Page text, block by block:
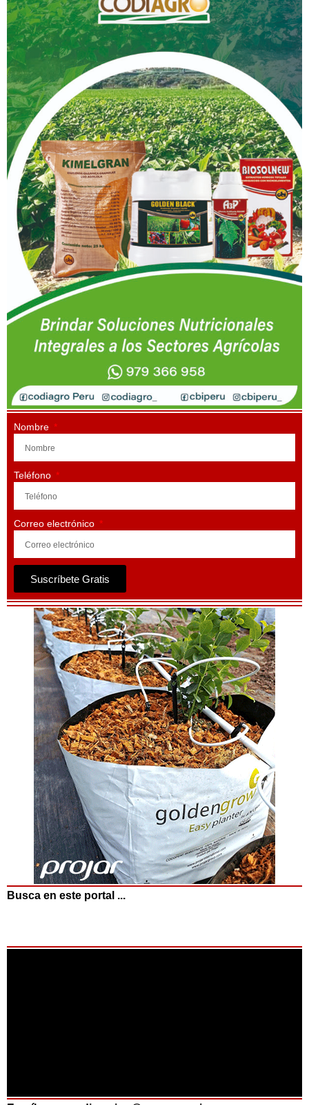
Nombre
Teléfono
Correo electrónico
Suscríbete Gratis
Busca en este portal ...